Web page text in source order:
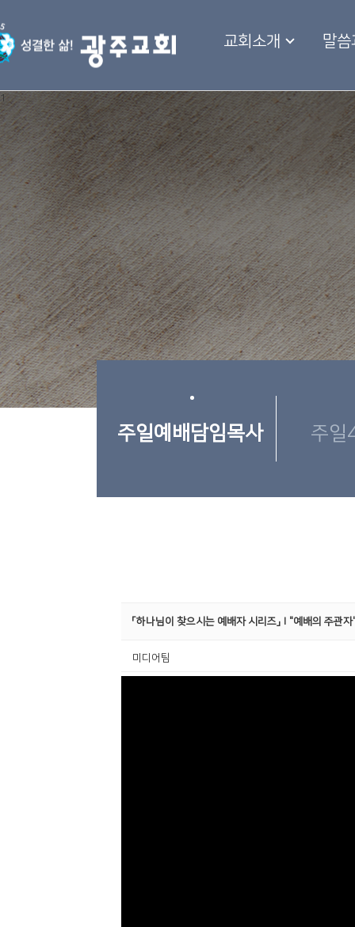
교회소개 말씀
1
주일예배담임목사 주일
「하나님이 찾으시는 예배자 시리즈」Ⅰ"예배의 주관자
미디어팀